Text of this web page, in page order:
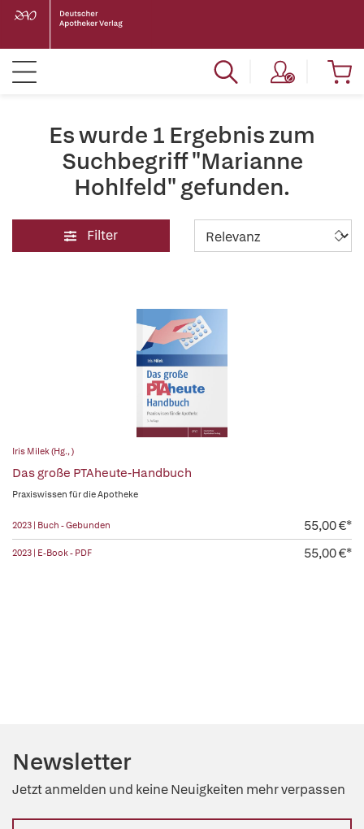
Es wurde 1 Ergebnis zum
Suchbegriff "Marianne
Hohlfeld" gefunden.
Filter
Iris Milek (Hg., )
Das große PTAheute-Handbuch
Praxiswissen für die Apotheke
2023 | Buch - Gebunden 55,00 €*
2023 | E-Book - PDF 55,00 €*
Newsletter
Jetzt anmelden und keine Neuigkeiten mehr verpassen